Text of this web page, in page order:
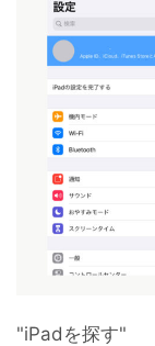
"iPadを探す"